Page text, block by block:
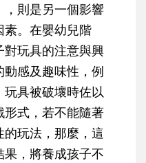
，則是另一個影響
素。在嬰幼兒階
玩具的注意與興
感及趣味性，例
具被破壞時佐以
式，若不能隨著
玩法，那麼，這
，將養成孩子不